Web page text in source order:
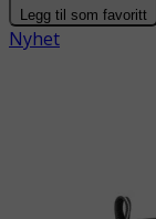
Legg til som favoritt
Nyhet